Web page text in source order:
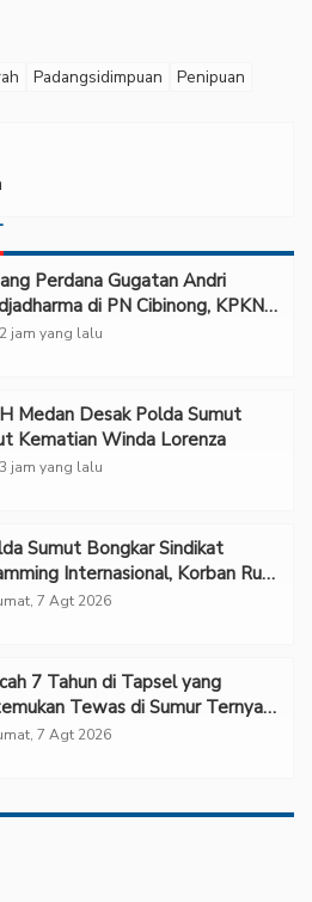
Padangsidimpuan
Penipuan
Perdana Gugatan Andri
di PN Cibinong, KPKNL
PUPN Mangkir
jam yang lalu
Medan Desak Polda Sumut
Kematian Winda Lorenza
jam yang lalu
Sumut Bongkar Sindikat
Internasional, Korban Rugi
Miliar
7 Agt 2026
7 Tahun di Tapsel yang
Tewas di Sumur Ternyata
Kekerasan Seksual
7 Agt 2026